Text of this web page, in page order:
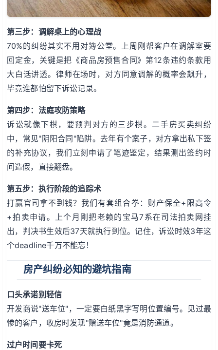
第三步：调解桌上的心理战
70%的纠纷其实不用对簿公堂。上周刚帮客户在调解室要
回定金，关键是把《商品房预售合同》第12条违约条款用
大白话讲透。律师在场时，对方同意调解的概率会飙升，
毕竟谁都怕留下诉讼记录。
第四步：法庭攻防策略
诉讼就像下棋，要预判对方的三步棋。二手房买卖纠纷
中，常见"阴阳合同"陷阱。去年有个案子，对方拿出私下签
的补充协议，我们立刻申请了笔迹鉴定，结果测出签约时
间造假，直接翻盘。
第五步：执行阶段的追踪术
打赢官司拿不到钱？我们有套组合拳：财产保全+限高令
+拍卖申请。上个月刚把老赖的宝马7系在司法拍卖网挂
出，判决书生效后37天就执行到位。记住，诉讼时效3年这
个deadline千万不能忘！
房产纠纷必知的避坑指南
口头承诺别轻信
开发商说"送车位"，一定要白纸黑字写明位置编号。见过最
惨的客户，收房时发现"赠送车位"竟是消防通道。
过户时间要卡死